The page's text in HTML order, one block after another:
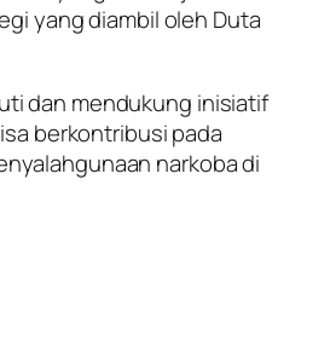
yang diambil oleh Duta
dan mendukung inisiatif
berkontribusi pada
narkoba di